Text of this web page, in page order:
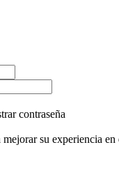
contraseña
su experiencia